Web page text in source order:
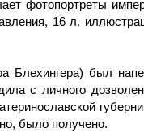
фотопортреты
16 л.
Блехингера) был
с личного
было получено.